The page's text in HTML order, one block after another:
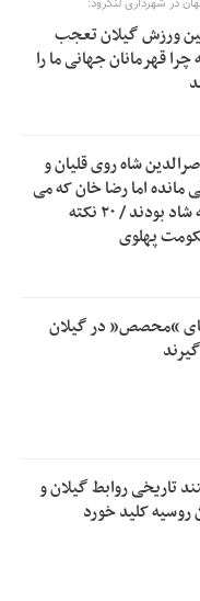
در اولویت سیاست‌های
امشب پخش می‌شود
شد
باشد/مواد اولیه با
شد
ورزش گیلان تعجب
قهرمانان جهانی ما را
شاه روی قلیان و
مانده اما رضا خان که می
رفت همه شاد بودند / ۲۰ نکته
پهلوی
“محصص” در گیلان
تاریخی روابط گیلان و
روسیه کلید خورد